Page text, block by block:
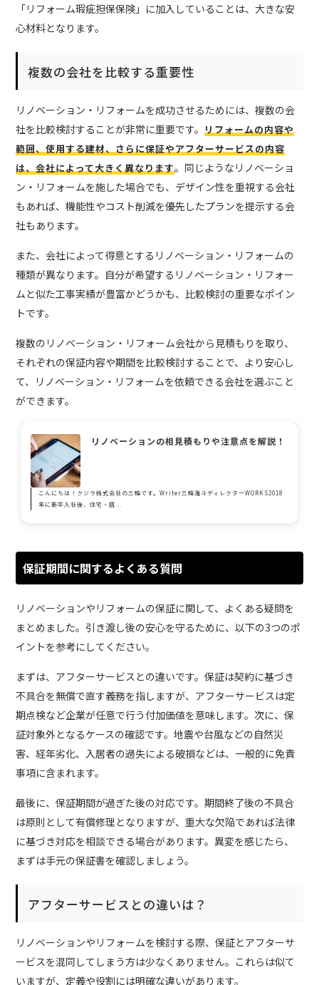
「リフォーム瑕疵担保保険」に加入していることは、大きな安
心材料となります。
複数の会社を比較する重要性
リノベーション・リフォームを成功させるためには、複数の会
社を比較検討することが非常に重要です。 リフォームの内容や
範囲、使用する建材、さらに保証やアフターサービスの内容
は、会社によって大きく異なります。同じようなリノベーショ
ン・リフォームを施した場合でも、デザイン性を重視する会社
もあれば、機能性やコスト削減を優先したプランを提示する会
社もあります。
また、会社によって得意とするリノベーション・リフォームの
種類が異なります。自分が希望するリノベーション・リフォー
ムと似た工事実績が豊富かどうかも、比較検討の重要なポイン
トです。
複数のリノベーション・リフォーム会社から見積もりを取り、
それぞれの保証内容や期間を比較検討することで、より安心し
て、リノベーション・リフォームを依頼できる会社を選ぶこと
ができます。
リノベーションの相見積もりや注意点を解説！
こんにちは！クジラ株式会社の三輪です。Writer三輪海斗ディレクターWORKS2018
年に新卒入社後、住宅・店...
保証期間に関するよくある質問
リノベーションやリフォームの保証に関して、よくある疑問を
まとめました。引き渡し後の安心を守るために、以下の3つのポ
イントを参考にしてください。
まずは、アフターサービスとの違いです。保証は契約に基づき
不具合を無償で直す義務を指しますが、アフターサービスは定
期点検など企業が任意で行う付加価値を意味します。次に、保
証対象外となるケースの確認です。地震や台風などの自然災
害、経年劣化、入居者の過失による破損などは、一般的に免責
事項に含まれます。
最後に、保証期間が過ぎた後の対応です。期間終了後の不具合
は原則として有償修理となりますが、重大な欠陥であれば法律
に基づき対応を相談できる場合があります。異変を感じたら、
まずは手元の保証書を確認しましょう。
アフターサービスとの違いは？
リノベーションやリフォームを検討する際、保証とアフターサ
ービスを混同してしまう方は少なくありません。これらは似て
いますが、定義や役割には明確な違いがあります。